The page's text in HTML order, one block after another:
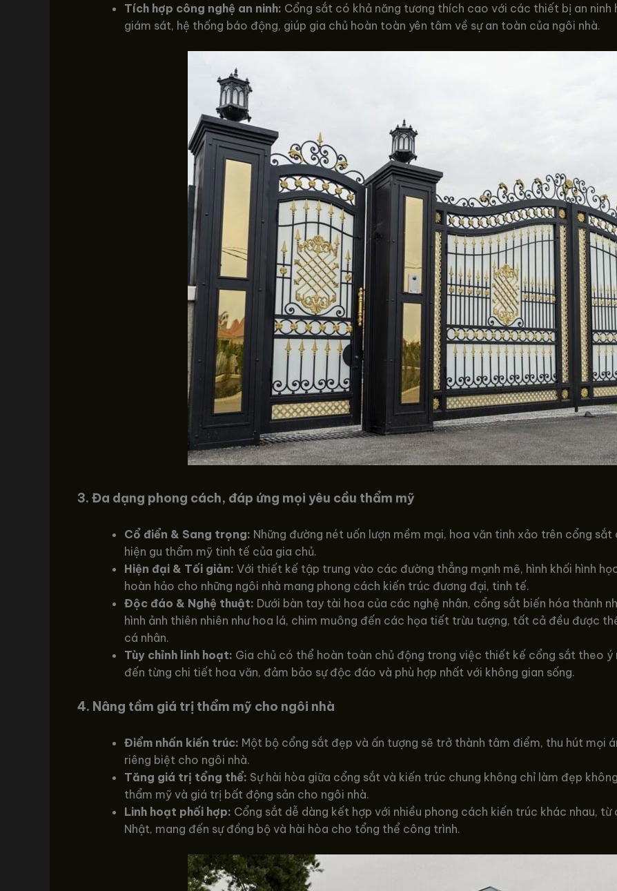
Tích hợp công nghệ an ninh: Cổng sắt có khả năng tương thích cao với các thiết bị an ninh
giám sát, hệ thống báo động, giúp gia chủ hoàn toàn yên tâm về sự an toàn của ngôi nhà.
3. Đa dạng phong cách, đáp ứng mọi yêu cầu thẩm mỹ
Cổ điển & Sang trọng: Những đường nét uốn lượn mềm mại, hoa văn tinh xảo trên cổng
hiện gu thẩm mỹ tinh tế của gia chủ.
Hiện đại & Tối giản: Với thiết kế tập trung vào các đường thẳng mạnh mẽ, hình khối hình
hoàn hảo cho những ngôi nhà mang phong cách kiến trúc đương đại, tinh tế.
Độc đáo & Nghệ thuật: Dưới bàn tay tài hoa của các nghệ nhân, cổng sắt biến hóa thành
hình ảnh thiên nhiên như hoa lá, chim muông đến các họa tiết trừu tượng, tất cả đều được
cá nhân.
Tùy chỉnh linh hoạt: Gia chủ có thể hoàn toàn chủ động trong việc thiết kế cổng sắt theo
đến từng chi tiết hoa văn, đảm bảo sự độc đáo và phù hợp nhất với không gian sống.
4. Nâng tầm giá trị thẩm mỹ cho ngôi nhà
Điểm nhấn kiến trúc: Một bộ cổng sắt đẹp và ấn tượng sẽ trở thành tâm điểm, thu hút mọi
riêng biệt cho ngôi nhà.
Tăng giá trị tổng thể: Sự hài hòa giữa cổng sắt và kiến trúc chung không chỉ làm đẹp
thẩm mỹ và giá trị bất động sản cho ngôi nhà.
Linh hoạt phối hợp: Cổng sắt dễ dàng kết hợp với nhiều phong cách kiến trúc khác nhau,
Nhật, mang đến sự đồng bộ và hài hòa cho tổng thể công trình.